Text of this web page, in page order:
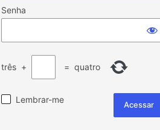
Senha
três + = quatro
Lembrar-me